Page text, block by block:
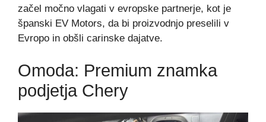
začel močno vlagati v evropske partnerje, kot je
španski EV Motors, da bi proizvodnjo preselili v
Evropo in obšli carinske dajatve.
Omoda: Premium znamka
podjetja Chery